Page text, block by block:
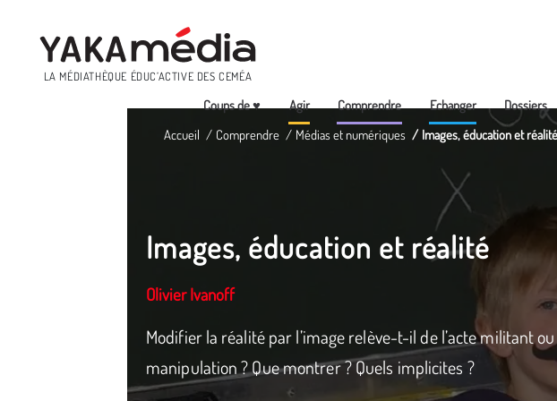
LA MÉDIATHÈQUE ÉDUC’ACTIVE DES CEMÉA
Menu
Coups de ♥ Agir Comprendre Echanger Dossiers
Accueil Comprendre Médias et numériques Images, éducation et réalité
Images, éducation et réalité
Olivier Ivanoff
Modifier la réalité par l’image relève-t-il de l’acte militant
manipulation ? Que montrer ? Quels implicites ?